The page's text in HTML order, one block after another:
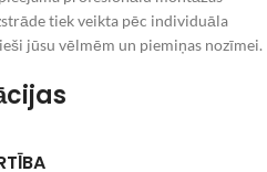
tiek veikta pēc individuāla
jūsu vēlmēm un piemiņas nozīmei.